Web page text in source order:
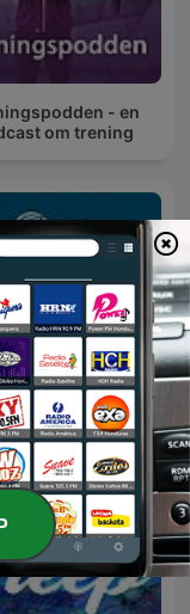
- en
om trening
HCH Talks